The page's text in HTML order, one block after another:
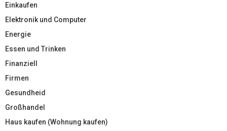
Einkaufen
Elektronik und Computer
Energie
Essen und Trinken
Finanziell
Firmen
Gesundheid
Großhandel
Haus kaufen (Wohnung kaufen)